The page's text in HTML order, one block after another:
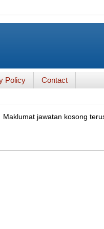
Policy Contact
Maklumat jawatan kosong